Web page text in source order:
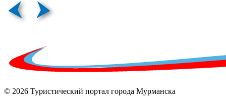
© 2026 Туристический портал города Мурманска